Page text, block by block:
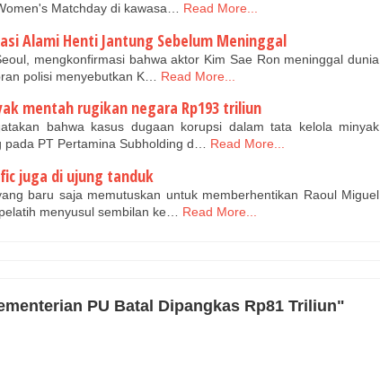
Matchday di kawasa…
Read More...
Alami Henti Jantung Sebelum Meninggal
mengkonfirmasi bahwa aktor Kim Sae Ron meninggal dunia
polisi menyebutkan K…
Read More...
mentah rugikan negara Rp193 triliun
bahwa kasus dugaan korupsi dalam tata kelola minyak
PT Pertamina Subholding d…
Read More...
juga di ujung tanduk
baru saja memutuskan untuk memberhentikan Raoul Miguel
menyusul sembilan ke…
Read More...
PU Batal Dipangkas Rp81 Triliun"